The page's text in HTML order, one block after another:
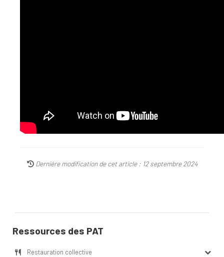
Dernière modification de cet article : 12 septembre 2024
Ressources des PAT
Restauration collective